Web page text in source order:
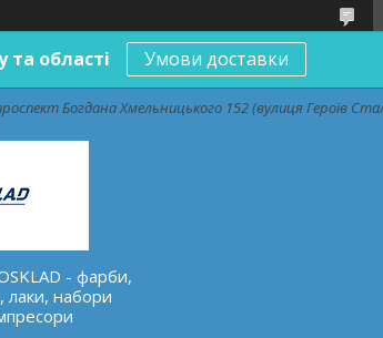
області Умови доставки
Богдана Хмельницького 152 (вулиця Героїв
- фарби,
лаки, набори